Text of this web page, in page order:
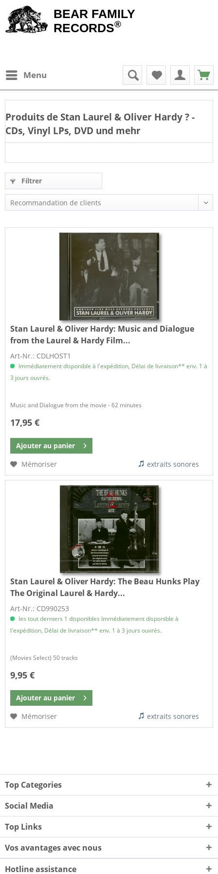
BEAR FAMILY
RECORDS®
Menu
Produits de Stan Laurel & Oliver Hardy? -
CDs, Vinyl LPs, DVD und mehr
Filtrer
Stan Laurel & Oliver Hardy: Music and Dialogue
from the Laurel & Hardy Film...
Art-Nr.: CDLHOST1
Immédiatement disponible à l'expédition, Délai de livraison** env. 1 à
3 jours ouvrés.
Music and Dialogue from the movie - 62 minutes
17,95 €
Ajouter au panier
Mémoriser
extraits sonores
Stan Laurel & Oliver Hardy:The Beau Hunks Play
The Original Laurel & Hardy...
Art-Nr.: CD990253
les tout derniers 1 disponibles Immédiatement disponible à
l'expédition, Délai de livraison** env. 1 à 3 jours ouvrés.
(Movies Select) 50 tracks
9,95 €
Ajouter au panier
Mémoriser
extraits sonores
Top Categories
Social Media
Top Links
Vos avantages avec nous
Hotline assistance